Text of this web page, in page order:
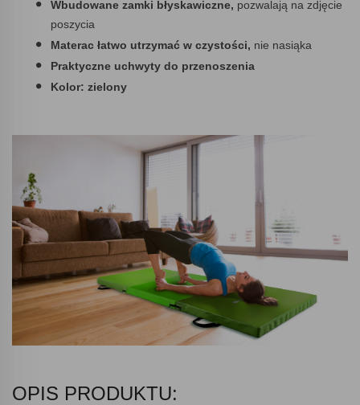
Wbudowane zamki błyskawiczne, pozwalają na zdjęcie
poszycia
Materac łatwo utrzymać w czystości, nie nasiąka
Praktyczne uchwyty do przenoszenia
Kolor: zielony
OPIS PRODUKTU: